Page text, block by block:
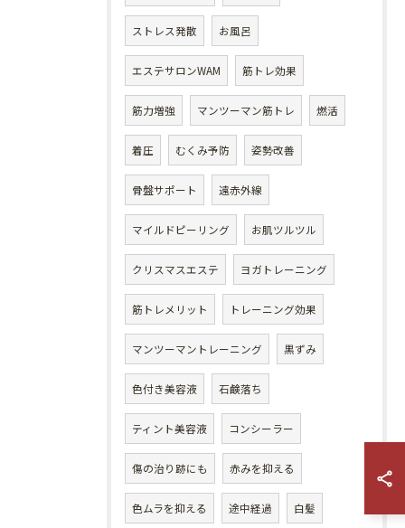
ストレス発散 お風呂
エステサロンWAM 筋トレ効果
筋力増強 マンツーマン筋トレ 燃活
着圧 むくみ予防 姿勢改善
骨盤サポート 遠赤外線
マイルドピーリング お肌ツルツル
クリスマスエステ ヨガトレーニング
筋トレメリット トレーニング効果
マンツーマントレーニング 黒ずみ
色付き美容液 石鹸落ち
ティント美容液 コンシーラー
傷の治り跡にも 赤みを抑える
色ムラを抑える 途中経過 白髪